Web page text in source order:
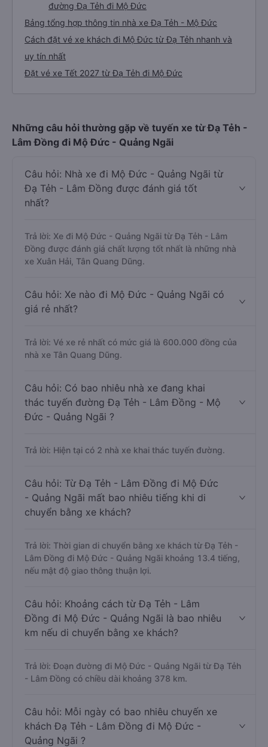
đường Đạ Tẻh đi Mộ Đức
Bảng tổng hợp thông tin nhà xe Đạ Tẻh - Mộ Đức
Cách đặt vé xe khách đi Mộ Đức từ Đạ Tẻh nhanh và
uy tín nhất
Đặt vé xe Tết 2027 từ Đạ Tẻh đi Mộ Đức
Những câu hỏi thường gặp về tuyến xe từ Đạ Tẻh -
Lâm Đồng đi Mộ Đức - Quảng Ngãi
Câu hỏi: Nhà xe đi Mộ Đức - Quảng Ngãi từ
Đạ Tẻh - Lâm Đồng được đánh giá tốt
nhất?
Trả lời: Xe đi Mộ Đức - Quảng Ngãi từ Đạ Tẻh - Lâm
Đồng được đánh giá chất lượng tốt nhất là những nhà
xe Xuân Hải, Tân Quang Dũng.
Câu hỏi: Xe nào đi Mộ Đức - Quảng Ngãi có
giá rẻ nhất?
Trả lời: Vé xe rẻ nhất có mức giá là 600.000 đồng của
nhà xe Tân Quang Dũng.
Câu hỏi: Có bao nhiêu nhà xe đang khai
thác tuyến đường Đạ Tẻh - Lâm Đồng - Mộ
Đức - Quảng Ngãi ?
Trả lời: Hiện tại có 2 nhà xe khai thác tuyến đường.
Câu hỏi: Từ Đạ Tẻh - Lâm Đồng đi Mộ Đức
- Quảng Ngãi mất bao nhiêu tiếng khi di
chuyển bằng xe khách?
Trả lời: Thời gian di chuyển bằng xe khách từ Đạ Tẻh -
Lâm Đồng đi Mộ Đức - Quảng Ngãi khoảng 13.4 tiếng,
nếu mật độ giao thông thuận lợi.
Câu hỏi: Khoảng cách từ Đạ Tẻh - Lâm
Đồng đi Mộ Đức - Quảng Ngãi là bao nhiêu
km nếu di chuyển bằng xe khách?
Trả lời: Đoạn đường đi Mộ Đức - Quảng Ngãi từ Đạ Tẻh
- Lâm Đồng có chiều dài khoảng 378 km.
Câu hỏi: Mỗi ngày có bao nhiêu chuyến xe
khách Đạ Tẻh - Lâm Đồng đi Mộ Đức -
Quảng Ngãi ?